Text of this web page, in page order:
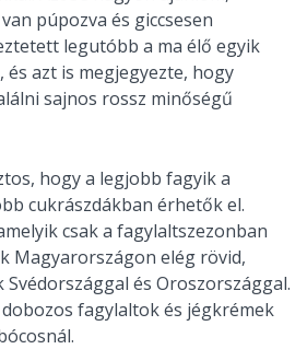
púpozva és giccsesen
legutóbb a ma élő egyik
azt is megjegyezte, hogy
sajnos rossz minőségű
hogy a legjobb fagyik a
cukrászdákban érhetők el.
csak a fagylaltszezonban
Magyarországon elég rövid,
és Oroszországgal.
fagylaltok és jégkrémek